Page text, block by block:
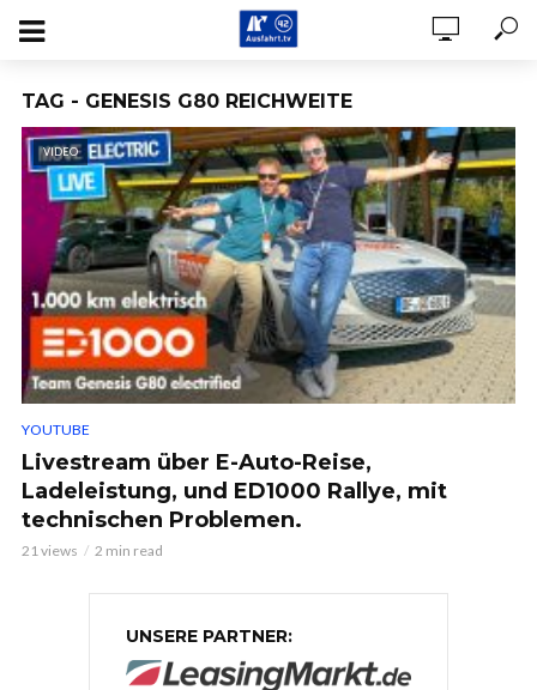
TAG - GENESIS G80 REICHWEITE
VIDEO
YOUTUBE
Livestream über E-Auto-Reise,
Ladeleistung, und ED1000 Rallye, mit
technischen Problemen.
21 views 2 min read
UNSERE PARTNER: